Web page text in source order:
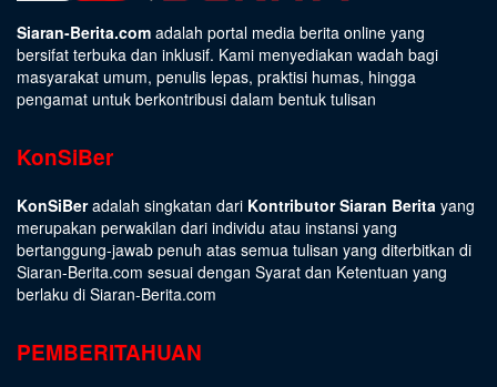
Siaran-Berita.com adalah portal media berita online yang
bersifat terbuka dan inklusif. Kami menyediakan wadah bagi
masyarakat umum, penulis lepas, praktisi humas, hingga
pengamat untuk berkontribusi dalam bentuk tulisan
KonSiBer
KonSiBeradalah singkatan dari Kontributor Siaran Berita yang
merupakan perwakilan dari individu atau instansi yang
bertanggung-jawab penuh atas semua tulisan yang diterbitkan di
Siaran-Berita.com sesuai dengan Syarat dan Ketentuan yang
berlaku di Siaran-Berita.com
PEMBERITAHUAN